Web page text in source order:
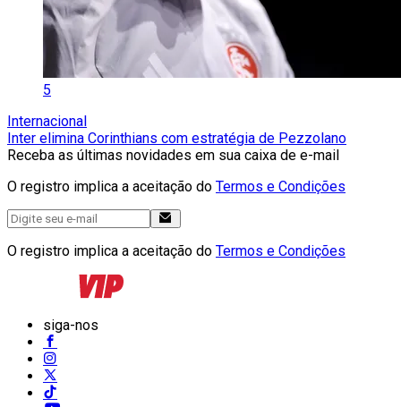
5
Internacional
Inter elimina Corinthians com estratégia de Pezzolano
Receba as últimas novidades em sua caixa de e-mail
O registro implica a aceitação do Termos e Condições
O registro implica a aceitação do Termos e Condições
siga-nos